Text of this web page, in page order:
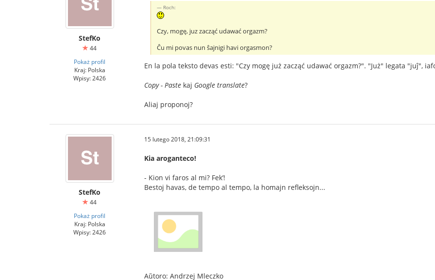
StefKo
44
Pokaż profil
Kraj: Polska
Wpisy: 2426
Roch:
Czy, mogę, juz zacząć udawać orgazm?
Ĉu mi povas nun ŝajnigi havi orgasmon?
En la pola teksto devas esti: "Czy mogę już zacząć udawać orgazm?". "Już" legata "juĵ",
Copy - Paste kaj Google translate?
Aliaj proponoj?
StefKo
44
Pokaż profil
Kraj: Polska
Wpisy: 2426
15 lutego 2018, 21:09:31
Kia aroganteco!
- Kion vi faros al mi? Fek’!
Bestoj havas, de tempo al tempo, la homajn refleksojn...
Aŭtoro: Andrzej Mleczko